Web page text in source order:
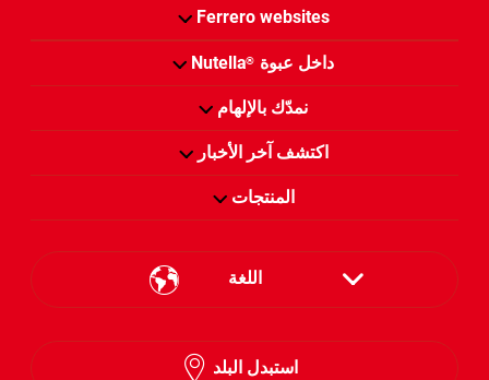
Ferrero websites
داخل عبوة ®
Nutella
نمدّك بالإلهام
اكتشف آخر الأخبار
المنتجات
اللغة
English
استبدل البلد